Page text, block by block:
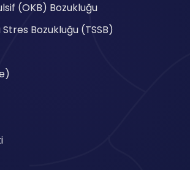
(OKB) Bozukluğu
Bozukluğu (TSSB)